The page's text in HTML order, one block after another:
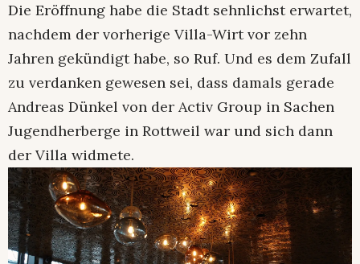
Die Eröffnung habe die Stadt sehnlichst erwartet,
nachdem der vorherige Villa-Wirt vor zehn
Jahren gekündigt habe, so Ruf. Und es dem Zufall
zu verdanken gewesen sei, dass damals gerade
Andreas Dünkel von der Activ Group in Sachen
Jugendherberge in Rottweil war und sich dann
der Villa widmete.